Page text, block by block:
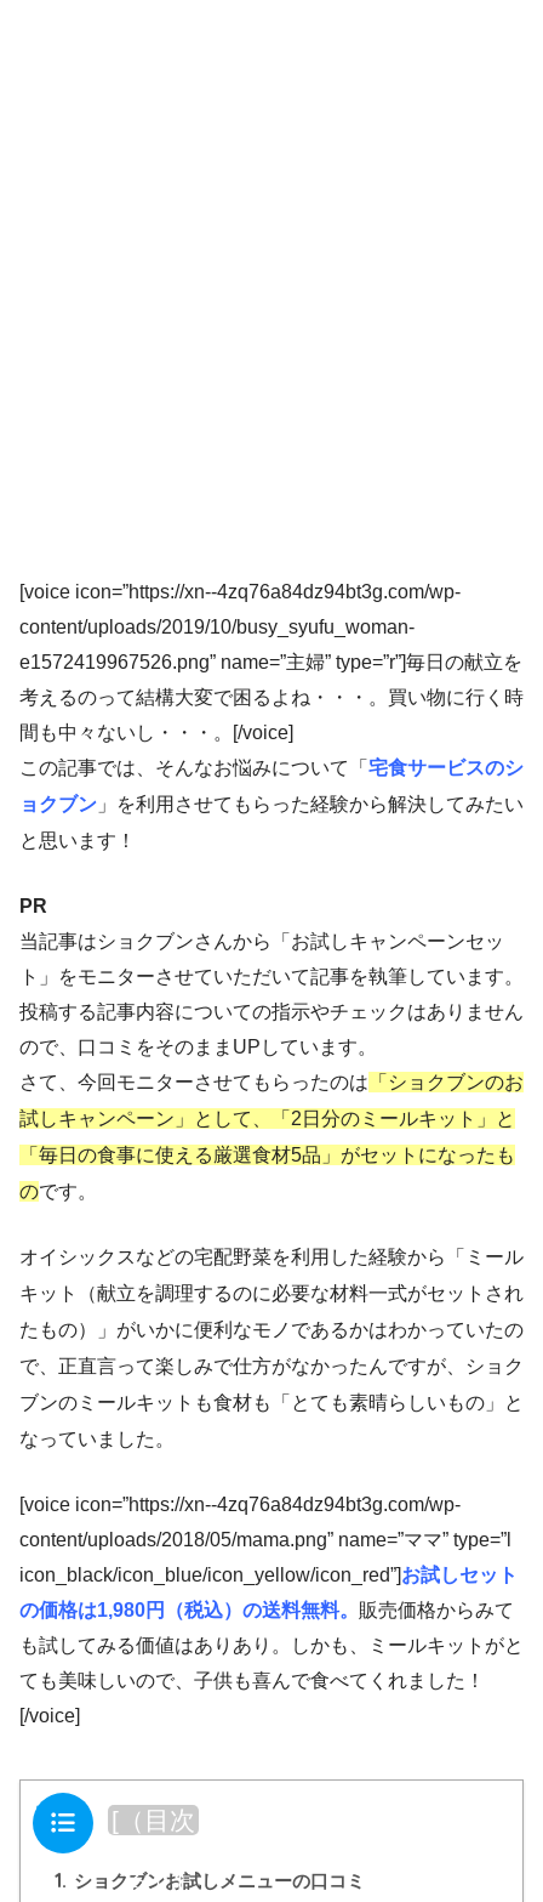
[voice icon=”https://xn--4zq76a84dz94bt3g.com/wp-
content/uploads/2019/10/busy_syufu_woman-
e1572419967526.png” name=”主婦” type=”r”]毎日の献立を
考えるのって結構大変で困るよね・・・。買い物に行く時
間も中々ないし・・・。[/voice]
この記事では、そんなお悩みについて「 宅食サービスのシ
ョクブン 」を利用させてもらった経験から解決してみたい
と思います！
PR
当記事はショクブンさんから「お試しキャンペーンセッ
ト」をモニターさせていただいて記事を執筆しています。
投稿する記事内容についての指示やチェックはありません
ので、口コミをそのままUPしています。
さて、今回モニターさせてもらったのは 「ショクブンのお
試しキャンペーン」として、「2日分のミールキット」と
「毎日の食事に使える厳選食材5品」がセットになったも
のです。
オイシックスなどの宅配野菜を利用した経験から「ミール
キット（献立を調理するのに必要な材料一式がセットされ
たもの）」がいかに便利なモノであるかはわかっていたの
で、正直言って楽しみで仕方がなかったんですが、ショク
ブンのミールキットも食材も「とても素晴らしいもの」と
なっていました。
[voice icon=”https://xn--4zq76a84dz94bt3g.com/wp-
content/uploads/2018/05/mama.png” name=”ママ” type=”l
icon_black/icon_blue/icon_yellow/icon_red”]お試しセット
の価格は1,980円（税込） の送料無料。 販売価格からみて
も試してみる価値はありあり。しかも、ミールキットがと
ても美味しいので、子供も喜んで食べてくれました！
[/voice]
目次 [ （目次
る）]
1. ショクブンお試しメニューの口コミ